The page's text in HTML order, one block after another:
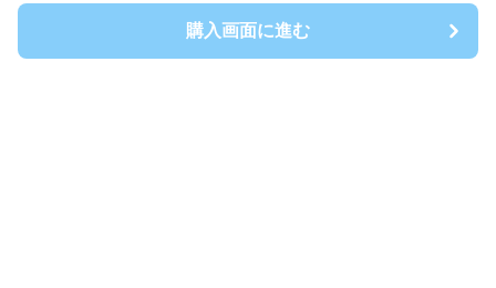
購入画面に進む
購入画面に進む